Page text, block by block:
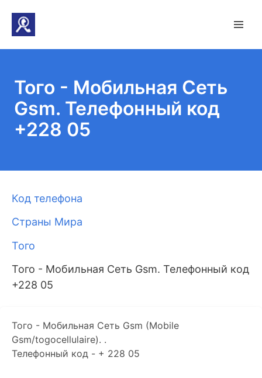
Того - Мобильная Сеть
Gsm. Телефонный код
+228 05
Код телефона
Страны Мира
Того
Того - Мобильная Сеть Gsm. Телефонный код
+228 05
Того - Мобильная Сеть Gsm (Mobile
Gsm/togocellulaire). .
Телефонный код - + 228 05